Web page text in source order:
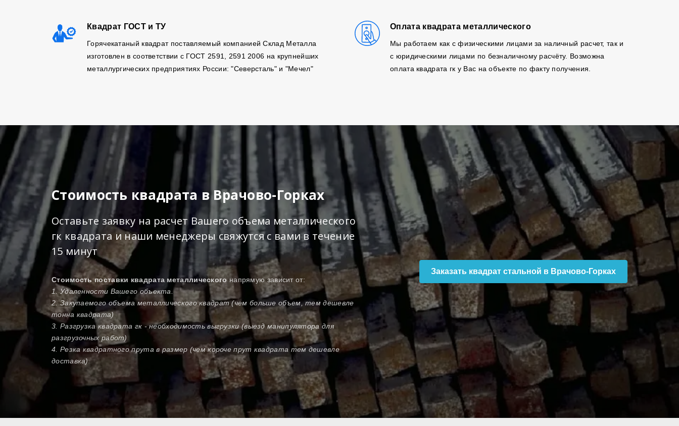
Квадрат ГОСТ и ТУ
Горячекатаный квадрат поставляемый компанией Склад Металла
изготовлен в соответствии с ГОСТ 2591, 2591 2006 на крупнейших
металлургических предприятиях России: "Северсталь" и "Мечел"
Оплата квадрата металлического
Мы работаем как с физическими лицами за наличный расчет, так и
с юридическими лицами по безналичному расчёту. Возможна
оплата квадрата гк у Вас на объекте по факту получения.
Стоимость квадрата в Врачово-Горках
Оставьте заявку на расчет Вашего объема металлического
гк квадрата и наши менеджеры свяжутся с вами в течение
15 минут
Стоимость поставки квадрата металлического напрямую зависит от:
1. Удаленности Вашего объекта.
2. Закупаемого объема металлического квадрат (чем больше объем, тем дешевле
тонна квадрата)
3. Разгрузка квадрата гк - необходимость выгрузки (выезд манипулятора для
разгрузочных работ)
4. Резка квадратного прута в размер (чем короче прут квадрата тем дешевле
доставка)
Заказать квадрат стальной в Врачово-Горках